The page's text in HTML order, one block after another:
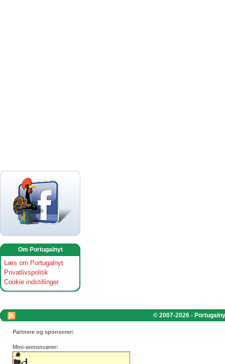
Om Portugalnyt
Læs om Portugalnyt
Privatlivspolitik
Cookie indstillinger
© 2007-2026 -
Partnere og sponsorer:
Mini-annoncører: